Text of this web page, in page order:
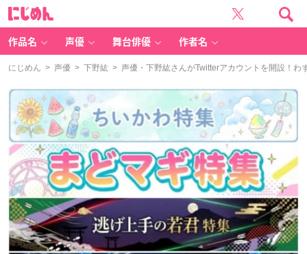
作品名 声優 舞台俳優 作者名
にじめん > 声優 > 下野紘 > 声優・下野紘さんがTwitterアカウントを開設！わ